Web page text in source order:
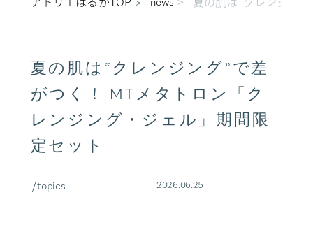
夏の肌は“クレンジング”で差
がつく！ MTメタトロン「ク
レンジング・ジェル」期間限
定セット
/ topics 2026.06.25